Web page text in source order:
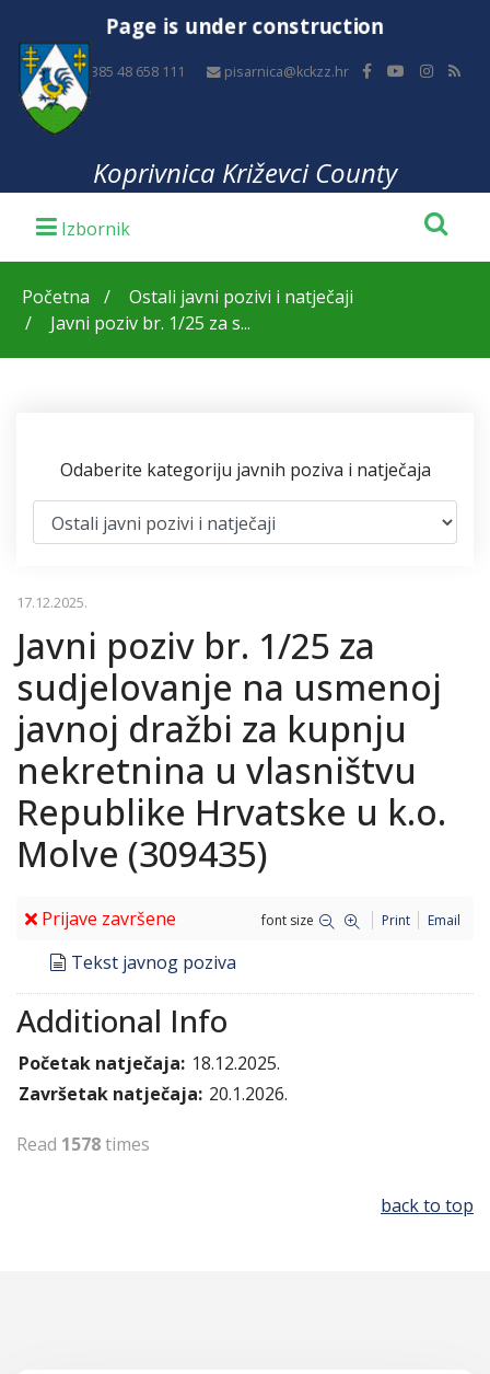
Page is under construction
+385 48 658 111 pisarnica@kckzz.hr
Koprivnica Križevci County
Početna
Ostali javni pozivi i natječaji
Javni poziv br. 1/25 za s...
Odaberite kategoriju javnih poziva i natječaja
17.12.2025.
Javni poziv br. 1/25 za
sudjelovanje na usmenoj
javnoj dražbi za kupnju
nekretnina u vlasništvu
Republike Hrvatske u k.o.
Molve (309435)
Prijave završene font size Print Email
document
Tekst javnog poziva
Additional Info
Početak natječaja: 18.12.2025.
Završetak natječaja: 20.1.2026.
Read 1578times
back to top